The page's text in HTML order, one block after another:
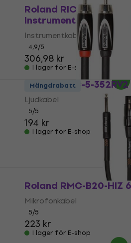
Roland RIC-G15A 4,5
Instrumentkabel
Instrumentkabel
4,9/5
306,98 kr
I lager för E-shop
Roland RCC-5-
Ljudkabel
5/5
194 kr
I lager för E-shop
Mängdrabatt
Roland RMC-B20-HIZ
Mikrofonkabel
5/5
223 kr
I lager för E-shop